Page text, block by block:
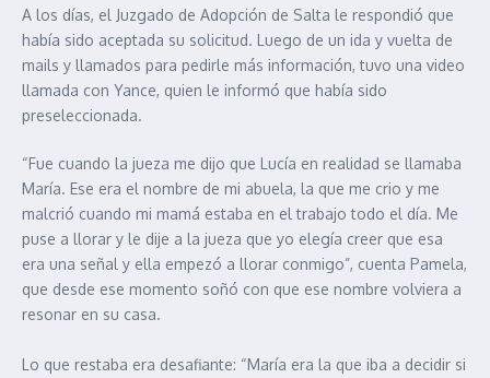
A los días, el Juzgado de Adopción de Salta le respondió que
había sido aceptada su solicitud. Luego de un ida y vuelta de
mails y llamados para pedirle más información, tuvo una video
llamada con Yance, quien le informó que había sido
preseleccionada.
“Fue cuando la jueza me dijo que Lucía en realidad se llamaba
María. Ese era el nombre de mi abuela, la que me crio y me
malcrió cuando mi mamá estaba en el trabajo todo el día. Me
puse a llorar y le dije a la jueza que yo elegía creer que esa
era una señal y ella empezó a llorar conmigo”, cuenta Pamela,
que desde ese momento soñó con que ese nombre volviera a
resonar en su casa.
Lo que restaba era desafiante: “María era la que iba a decidir si